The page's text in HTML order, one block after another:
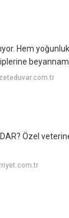
Hem yoğunluk
Özel